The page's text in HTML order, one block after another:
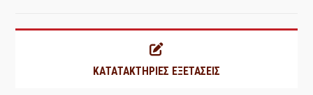
ΚΑΤΑΤΑΚΤΗΡΙΕΣ ΕΞΕΤΑΣΕΙΣ